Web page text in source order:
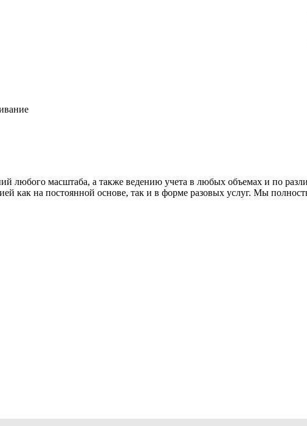
любого масштаба, а также ведению учета в любых объемах и по
как на постоянной основе, так и в форме разовых услуг. Мы